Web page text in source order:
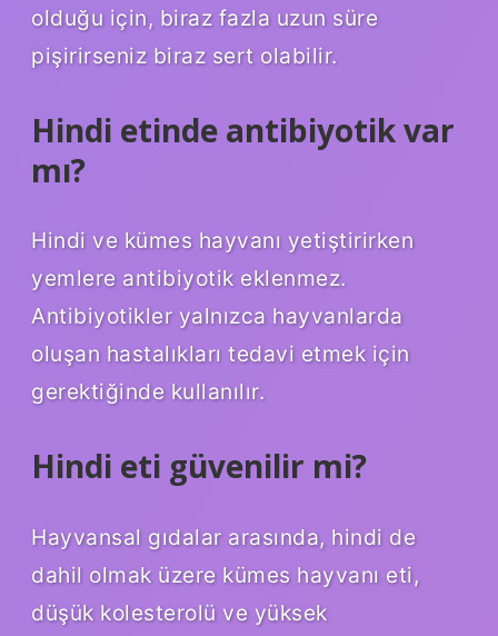
olduğu için, biraz fazla uzun süre
pişirirseniz biraz sert olabilir.
Hindi etinde antibiyotik var
mı?
Hindi ve kümes hayvanı yetiştirirken
yemlere antibiyotik eklenmez.
Antibiyotikler yalnızca hayvanlarda
oluşan hastalıkları tedavi etmek için
gerektiğinde kullanılır.
Hindi eti güvenilir mi?
Hayvansal gıdalar arasında, hindi de
dahil olmak üzere kümes hayvanı eti,
düşük kolesterolü ve yüksek